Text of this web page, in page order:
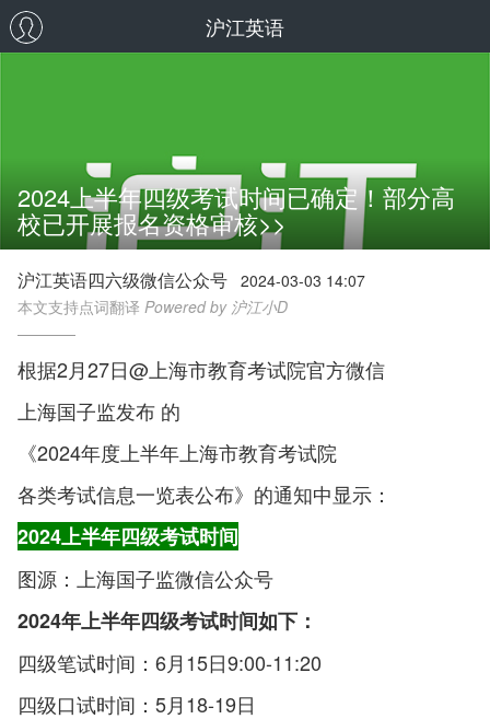
沪江英语
2024上半年四级考试时间已确定！部分高
校已开展报名资格审核>>
沪江英语四六级微信公众号 2024-03-03 14:07
本文支持点词翻译 Powered by 沪江小D
根据2月27日@上海市教育考试院官方微信
上海国子监发布 的
《2024年度上半年上海市教育考试院
各类考试信息一览表公布》的通知中显示：
2024上半年四级考试时间
图源：上海国子监微信公众号
2024年上半年四级考试时间如下：
四级笔试时间：6月15日9:00-11:20
四级口试时间：5月18-19日